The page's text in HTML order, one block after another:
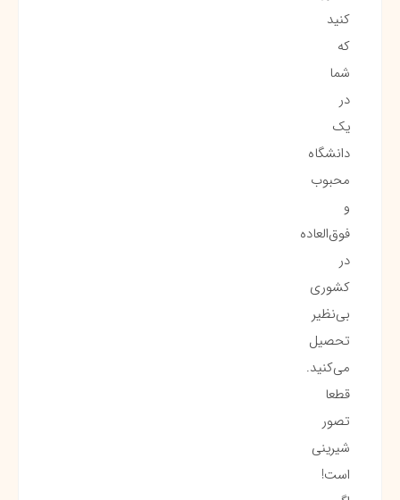
کنید
که
شما
در
یک
دانشگاه
محبوب
و
فوق‌العاده
در
کشوری
بی‌نظیر
تحصیل
می‌کنید.
قطعا
تصور
شیرینی
است!